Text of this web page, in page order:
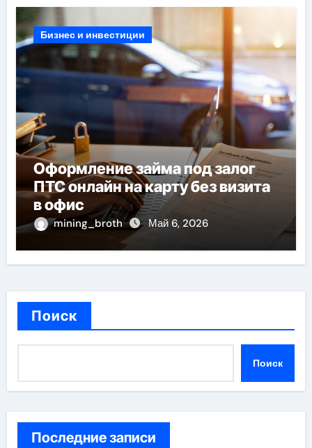
Бизнес и инвестиции
Оформление займа под залог
ПТС онлайн на карту без визита
в офис
mining_broth Май 6, 2026
Поиск
Поиск
Последние записи